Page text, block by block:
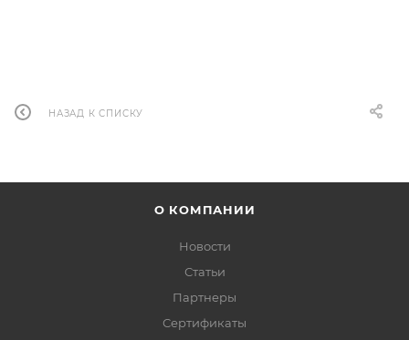
НАЗАД К СПИСКУ
О КОМПАНИИ
Новости
Статьи
Партнеры
Сертификаты